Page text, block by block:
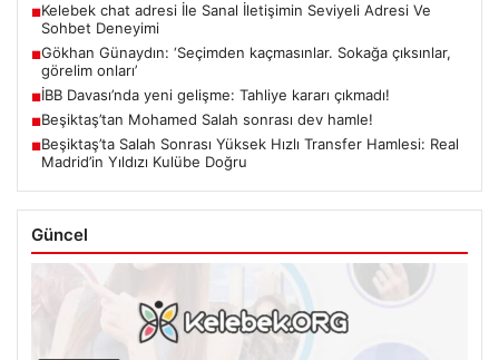
■Kelebek chat adresi İle Sanal İletişimin Seviyeli Adresi Ve
Sohbet Deneyimi
■Gökhan Günaydın: ‘Seçimden kaçmasınlar. Sokağa çıksınlar,
görelim onları’
■İBB Davası’nda yeni gelişme: Tahliye kararı çıkmadı!
■Beşiktaş’tan Mohamed Salah sonrası dev hamle!
■Beşiktaş’ta Salah Sonrası Yüksek Hızlı Transfer Hamlesi: Real
Madrid’in Yıldızı Kulübe Doğru
Güncel